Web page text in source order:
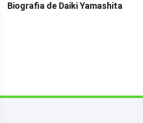
Biografia de Daiki Yamashita